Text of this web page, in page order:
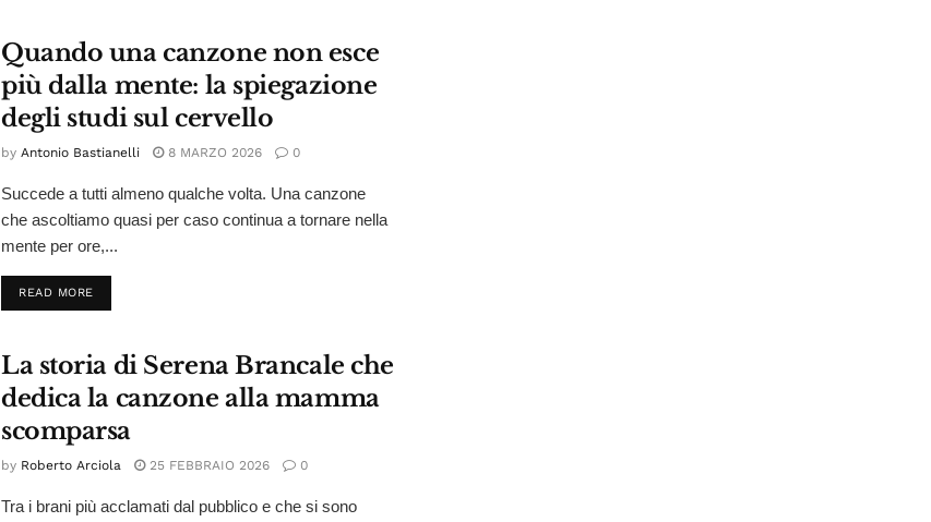
Quando una canzone non esce
più dalla mente: la spiegazione
degli studi sul cervello
by Antonio Bastianelli 8 MARZO 2026 0
Succede a tutti almeno qualche volta. Una canzone
che ascoltiamo quasi per caso continua a tornare nella
mente per ore,...
READ MOREDETAILS
La storia di Serena Brancale che
dedica la canzone alla mamma
scomparsa
by Roberto Arciola 25 FEBBRAIO 2026 0
Tra i brani più acclamati dal pubblico e che si sono